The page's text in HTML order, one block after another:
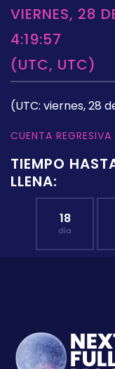
VIERNES, 28
4:19:57
(UTC, UTC)
(UTC: viernes, 28
CUENTA
TIEMPO
LLENA:
18
día